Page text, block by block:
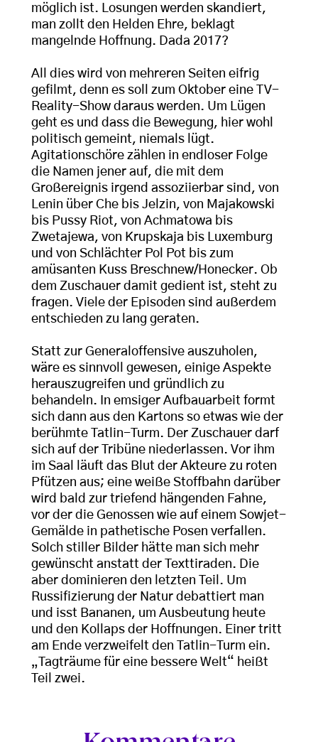
möglich ist. Losungen werden skandiert,
man zollt den Helden Ehre, beklagt
mangelnde Hoffnung. Dada 2017?
All dies wird von mehreren Seiten eifrig
gefilmt, denn es soll zum Oktober eine TV-
Reality-Show daraus werden. Um Lügen
geht es und dass die Bewegung, hier wohl
politisch gemeint, niemals lügt.
Agitationschöre zählen in endloser Folge
die Namen jener auf, die mit dem
Großereignis irgend assoziierbar sind, von
Lenin über Che bis Jelzin, von Majakowski
bis Pussy Riot, von Achmatowa bis
Zwetajewa, von Krupskaja bis Luxemburg
und von Schlächter Pol Pot bis zum
amüsanten Kuss Breschnew/Honecker. Ob
dem Zuschauer damit gedient ist, steht zu
fragen. Viele der Episoden sind außerdem
entschieden zu lang geraten.
Statt zur Generaloffensive auszuholen,
wäre es sinnvoll gewesen, einige Aspekte
herauszugreifen und gründlich zu
behandeln. In emsiger Aufbauarbeit formt
sich dann aus den Kartons so etwas wie der
berühmte Tatlin-Turm. Der Zuschauer darf
sich auf der Tribüne niederlassen. Vor ihm
im Saal läuft das Blut der Akteure zu roten
Pfützen aus; eine weiße Stoffbahn darüber
wird bald zur triefend hängenden Fahne,
vor der die Genossen wie auf einem Sowjet-
Gemälde in pathetische Posen verfallen.
Solch stiller Bilder hätte man sich mehr
gewünscht anstatt der Texttiraden. Die
aber dominieren den letzten Teil. Um
Russifizierung der Natur debattiert man
und isst Bananen, um Ausbeutung heute
und den Kollaps der Hoffnungen. Einer tritt
am Ende verzweifelt den Tatlin-Turm ein.
„Tagträume für eine bessere Welt“ heißt
Teil zwei.